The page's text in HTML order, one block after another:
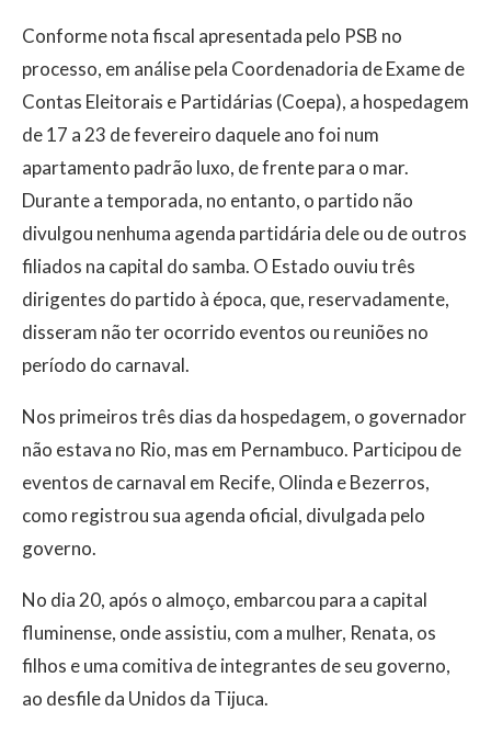
Conforme nota fiscal apresentada pelo PSB no
processo, em análise pela Coordenadoria de Exame de
Contas Eleitorais e Partidárias (Coepa), a hospedagem
de 17 a 23 de fevereiro daquele ano foi num
apartamento padrão luxo, de frente para o mar.
Durante a temporada, no entanto, o partido não
divulgou nenhuma agenda partidária dele ou de outros
filiados na capital do samba. O Estado ouviu três
dirigentes do partido à época, que, reservadamente,
disseram não ter ocorrido eventos ou reuniões no
período do carnaval.
Nos primeiros três dias da hospedagem, o governador
não estava no Rio, mas em Pernambuco. Participou de
eventos de carnaval em Recife, Olinda e Bezerros,
como registrou sua agenda oficial, divulgada pelo
governo.
No dia 20, após o almoço, embarcou para a capital
fluminense, onde assistiu, com a mulher, Renata, os
filhos e uma comitiva de integrantes de seu governo,
ao desfile da Unidos da Tijuca.